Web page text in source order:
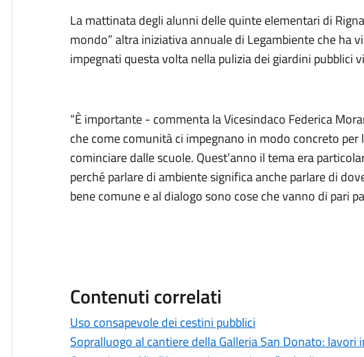
La mattinata degli alunni delle quinte elementari di
mondo” altra iniziativa annuale di Legambiente che ha
impegnati questa volta nella pulizia dei giardini pubblici
“È importante - commenta la Vicesindaco Federica
che come comunità ci impegnano in modo concreto per
cominciare dalle scuole. Quest’anno il tema era
perché parlare di ambiente significa anche parlare di
bene comune e al dialogo sono cose che vanno di pari
Contenuti correlati
Uso consapevole dei cestini pubblici
Sopralluogo al cantiere della Galleria San Donato: